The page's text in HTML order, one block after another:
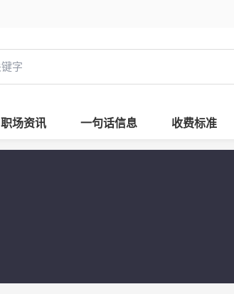
职场资讯 一句话信息 收费标准